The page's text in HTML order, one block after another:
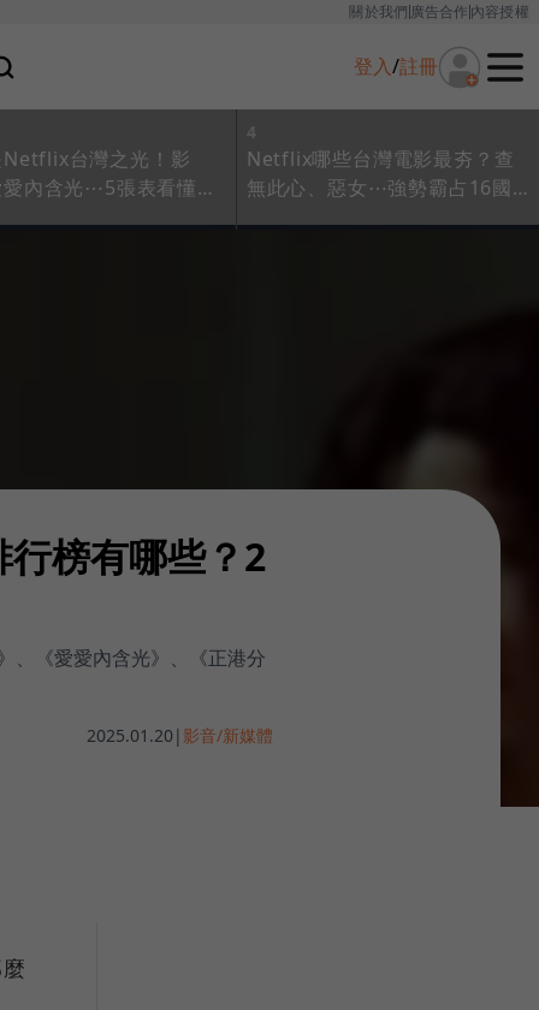
關於我們廣告合作內容授權
登入/註冊
台灣之光！影
內含光⋯5張表看懂台
4
Netflix哪些台灣電影最夯？查
無此心、惡女⋯強勢霸占16國
榜有哪些？2
、《愛愛內含光》、《正港分
2025.01.20 | 影音/新媒體